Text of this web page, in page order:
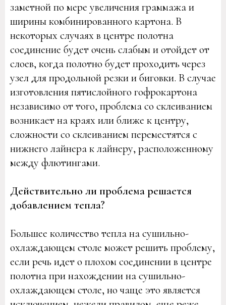
заметной по мере увеличения граммажа и
ширины комбинированного картона. В
некоторых случаях в центре полотна
соединение будет очень слабым и отойдет от
слоев, когда полотно будет проходить через
узел для продольной резки и биговки. В случае
изготовления пятислойного гофрокартона
независимо от того, проблема со склеиванием
возникает на краях или ближе к центру,
сложности со склеиванием переместятся с
нижнего лайнера к лайнеру, расположенному
между флютингами.
Действительно ли проблема решается
добавлением тепла?
Большее количество тепла на сушильно-
охлаждающем столе может решить проблему,
если речь идет о плохом соединении в центре
полотна при нахождении на сушильно-
охлаждающем столе, но чаще это является